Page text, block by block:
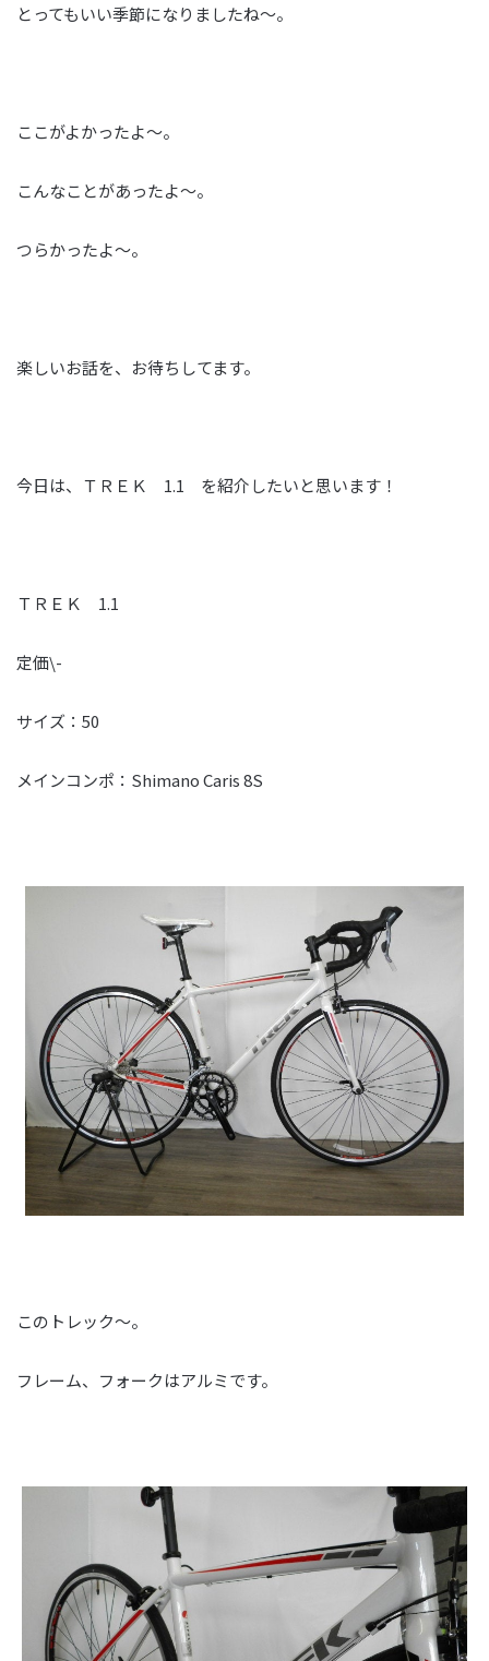
とってもいい季節になりましたね～。
ここがよかったよ～。
こんなことがあったよ～。
つらかったよ～。
楽しいお話を、お待ちしてます。
今日は、ＴＲＥＫ 1.1 を紹介したいと思います！
ＴＲＥＫ 1.1
定価\-
サイズ：50
メインコンポ：Shimano Caris 8S
このトレック～。
フレーム、フォークはアルミです。